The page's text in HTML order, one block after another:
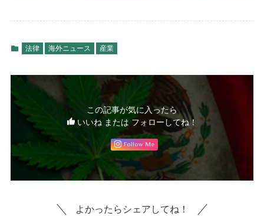
法律 海外ニュース 産業
この記事が気に入ったら
いいね または フォローしてね！
Follow Me
よかったらシェアしてね！